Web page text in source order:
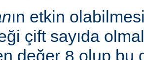
ın etkin
çift sayıda
değer
olup bu